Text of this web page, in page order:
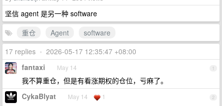
坚信 agent 是另一种 software
重仓
Agent
software
17 replies • 2026-05-17 12:35:47 +08:00
1
fantaxi May 14
我不算重仓，但是有看涨期权的仓位，亏麻了。
2
CykaBlyat May 14 1